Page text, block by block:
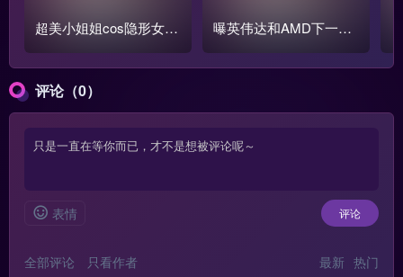
超美小姐姐cos隐形女：
前凸后翘身材火辣
曝英伟达和AMD下一代
显卡将大幅推迟:或等到2
028年!
评论（0）
表情 评论
全部评论 只看作者 最新 热门